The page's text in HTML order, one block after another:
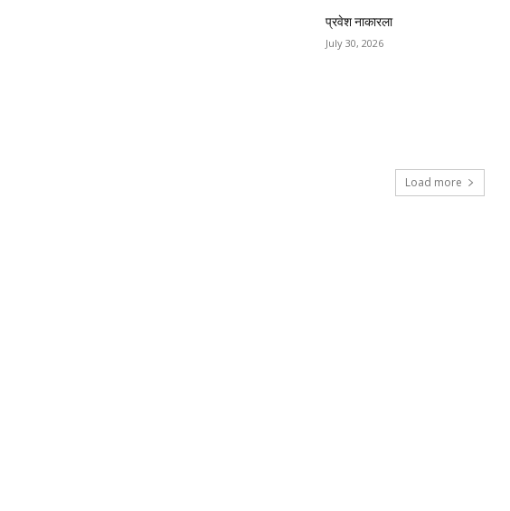
प्रवेश नाकारला
July 30, 2026
Load more